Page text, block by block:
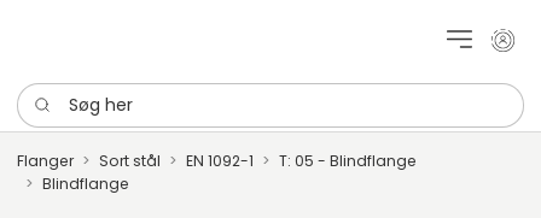
Mit
Søg her
Flanger Sort stål EN 1092-1
T: 05 - Blindflange
Blindflange